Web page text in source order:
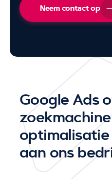
Neem contact op
Google Ads
zoekmachine
aan ons